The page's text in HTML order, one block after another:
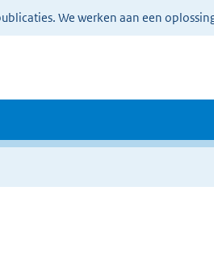
We werken aan een